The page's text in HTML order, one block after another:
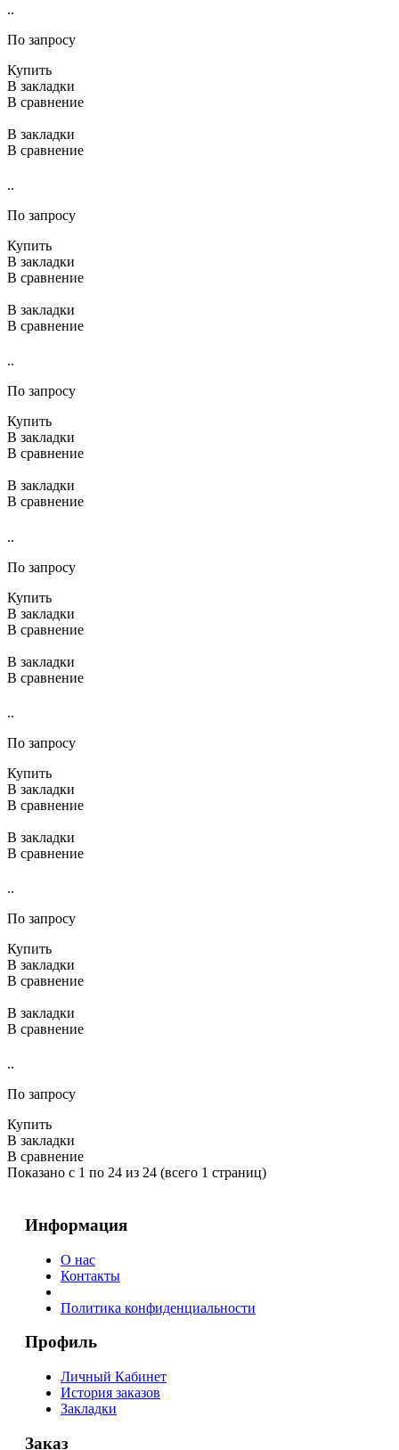
..
По запросу
Купить
В закладки
В сравнение
В закладки
В сравнение
..
По запросу
Купить
В закладки
В сравнение
В закладки
В сравнение
..
По запросу
Купить
В закладки
В сравнение
В закладки
В сравнение
..
По запросу
Купить
В закладки
В сравнение
В закладки
В сравнение
..
По запросу
Купить
В закладки
В сравнение
В закладки
В сравнение
..
По запросу
Купить
В закладки
В сравнение
В закладки
В сравнение
..
По запросу
Купить
В закладки
В сравнение
Показано с 1 по 24 из 24 (всего 1 страниц)
Информация
О нас
Контакты
Политика конфиденциальности
Профиль
Личный Кабинет
История заказов
Закладки
Заказ